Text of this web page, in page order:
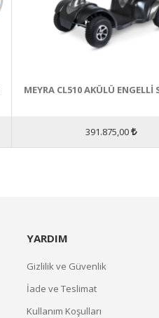
MEYRA CL510 AKÜLÜ ENGELLİ
391.875,00
YARDIM
Gizlilik ve Güvenlik
İade ve Teslimat
Kullanım Koşulları